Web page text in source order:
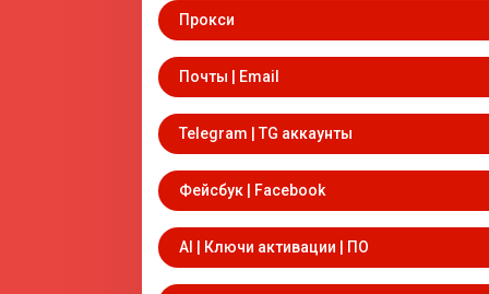
Прокси
Почты | Email
Telegram | TG аккаунты
Фейсбук | Facebook
AI | Ключи активации | ПО